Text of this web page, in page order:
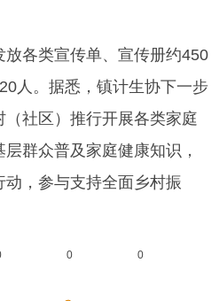
各类宣传单、宣传册约450
人。据悉，镇计生协下一步
社区）推行开展各类家庭
群众普及家庭健康知识，
，参与支持全面乡村振
0 0